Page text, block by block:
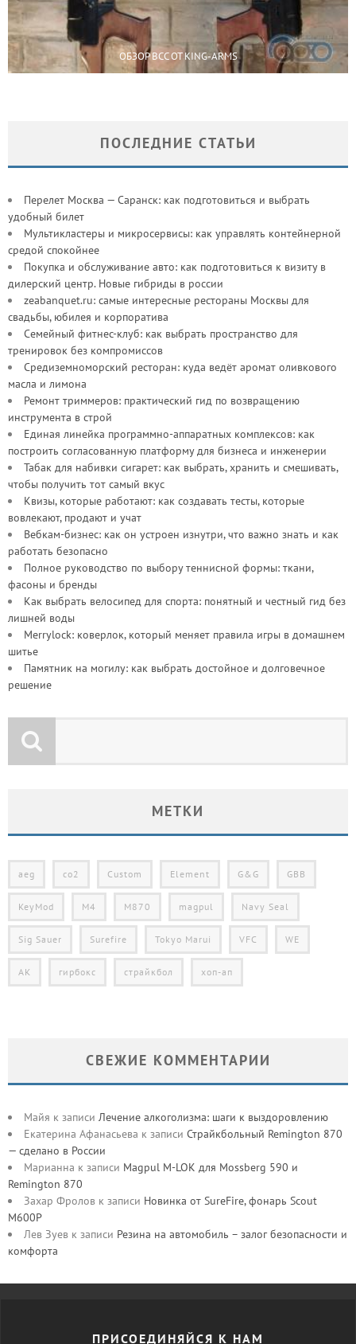
ОБЗОР ВСС ОТ KING-ARMS
ПОСЛЕДНИЕ СТАТЬИ
Перелет Москва — Саранск: как подготовиться и выбрать
удобный билет
Мультикластеры и микросервисы: как управлять контейнерной
средой спокойнее
Покупка и обслуживание авто: как подготовиться к визиту в
дилерский центр. Новые гибриды в россии
zeabanquet.ru: самые интересные рестораны Москвы для
свадьбы, юбилея и корпоратива
Семейный фитнес-клуб: как выбрать пространство для
тренировок без компромиссов
Средиземноморский ресторан: куда ведёт аромат оливкового
масла и лимона
Ремонт триммеров: практический гид по возвращению
инструмента в строй
Единая линейка программно-аппаратных комплексов: как
построить согласованную платформу для бизнеса и инженерии
Табак для набивки сигарет: как выбрать, хранить и смешивать,
чтобы получить тот самый вкус
Квизы, которые работают: как создавать тесты, которые
вовлекают, продают и учат
Вебкам-бизнес: как он устроен изнутри, что важно знать и как
работать безопасно
Полное руководство по выбору теннисной формы: ткани,
фасоны и бренды
Как выбрать велосипед для спорта: понятный и честный гид без
лишней воды
Merrylock: коверлок, который меняет правила игры в домашнем
шитье
Памятник на могилу: как выбрать достойное и долговечное
решение
МЕТКИ
aeg co2 Custom Element G&G GBB
KeyMod M4 M870 magpul Navy Seal
Sig Sauer Surefire Tokyo Marui VFC WE
АК гирбокс страйкбол хоп-ап
СВЕЖИЕ КОММЕНТАРИИ
Майя к записи Лечение алкоголизма: шаги к выздоровлению
Екатерина Афанасьева к записи Страйкбольный Remington 870
— сделано в России
Марианна к записи Magpul M-LOK для Mossberg 590 и
Remington 870
Захар Фролов к записи Новинка от SureFire, фонарь Scout
M600P
Лев Зуев к записи Резина на автомобиль – залог безопасности и
комфорта
ПРИСОЕДИНЯЙСЯ К НАМ